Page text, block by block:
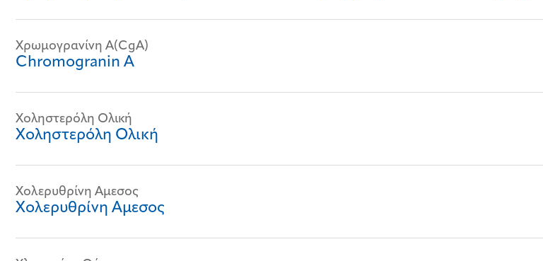
Χρωμογρανίνη Α(CgA)
Chromogranin A
Χοληστερόλη Ολική
Χοληστερόλη Ολική
Χολερυθρίνη Αμεσος
Χολερυθρίνη Αμεσος